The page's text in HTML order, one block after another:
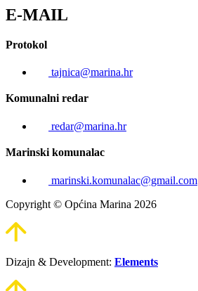
E-MAIL
Protokol
tajnica@marina.hr
Komunalni redar
redar@marina.hr
Marinski komunalac
marinski.komunalac@gmail.com
Copyright © Općina Marina 2026
Dizajn & Development: Elements